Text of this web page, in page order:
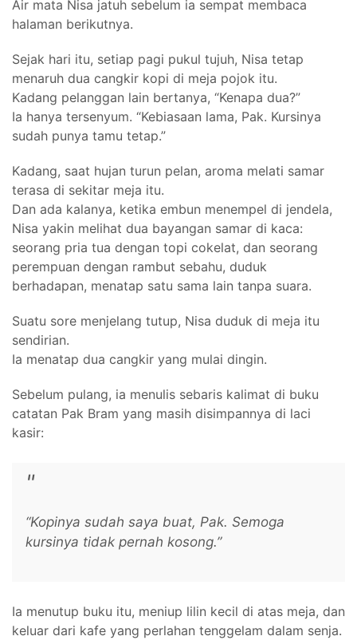
Air mata Nisa jatuh sebelum ia sempat membaca
halaman berikutnya.
Sejak hari itu, setiap pagi pukul tujuh, Nisa tetap
menaruh dua cangkir kopi di meja pojok itu.
Kadang pelanggan lain bertanya, “Kenapa dua?”
Ia hanya tersenyum. “Kebiasaan lama, Pak. Kursinya
sudah punya tamu tetap.”
Kadang, saat hujan turun pelan, aroma melati samar
terasa di sekitar meja itu.
Dan ada kalanya, ketika embun menempel di jendela,
Nisa yakin melihat dua bayangan samar di kaca:
seorang pria tua dengan topi cokelat, dan seorang
perempuan dengan rambut sebahu, duduk
berhadapan, menatap satu sama lain tanpa suara.
Suatu sore menjelang tutup, Nisa duduk di meja itu
sendirian.
Ia menatap dua cangkir yang mulai dingin.
Sebelum pulang, ia menulis sebaris kalimat di buku
catatan Pak Bram yang masih disimpannya di laci
kasir:
“Kopinya sudah saya buat, Pak. Semoga
kursinya tidak pernah kosong.”
Ia menutup buku itu, meniup lilin kecil di atas meja, dan
keluar dari kafe yang perlahan tenggelam dalam senja.